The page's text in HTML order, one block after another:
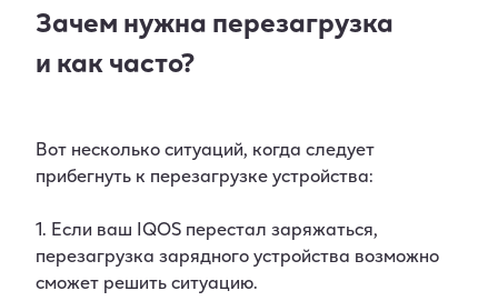
Зачем нужна перезагрузка
и как часто?
Вот несколько ситуаций, когда следует
прибегнуть к перезагрузке устройства:
1. Если ваш IQOS перестал заряжаться,
перезагрузка зарядного устройства возможно
сможет решить ситуацию.